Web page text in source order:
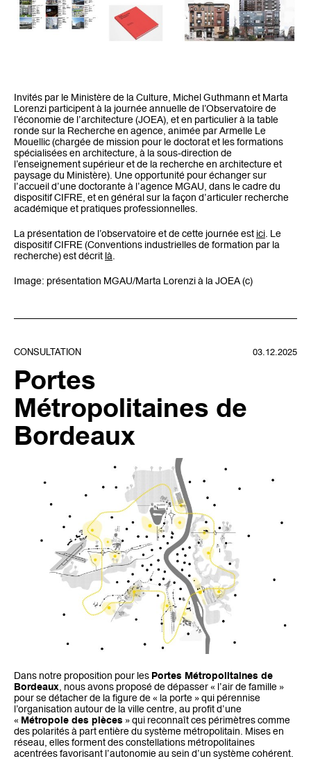
Invités par le Ministère de la Culture, Michel Guthmann et Marta
Lorenzi participent à la journée annuelle de l’Observatoire de
l’économie de l’architecture (JOEA), et en particulier à la table
ronde sur la Recherche en agence, animée par Armelle Le
Mouellic (chargée de mission pour le doctorat et les formations
spécialisées en architecture, à la sous-direction de
l’enseignement supérieur et de la recherche en architecture et
paysage du Ministère). Une opportunité pour échanger sur
l’accueil d’une doctorante à l’agence MGAU, dans le cadre du
dispositif CIFRE, et en général sur la façon d’articuler recherche
académique et pratiques professionnelles.
La présentation de l’observatoire et de cette journée est ici. Le
dispositif CIFRE (Conventions industrielles de formation par la
recherche) est décrit là.
Image: présentation MGAU/Marta Lorenzi à la JOEA (c)
CONSULTATION 03.12.2025
Portes
Métropolitaines de
Bordeaux
Dans notre proposition pour les Portes Métropolitaines de
Bordeaux, nous avons proposé de dépasser « l’air de famille »
pour se détacher de la figure de « la porte » qui pérennise
l’organisation autour de la ville centre, au profit d’une
« Métropole des pièces » qui reconnaît ces périmètres comme
des polarités à part entière du système métropolitain. Mises en
réseau, elles forment des constellations métropolitaines
acentrées favorisant l’autonomie au sein d’un système cohérent.